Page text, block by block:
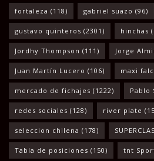
fortaleza (118) gabriel suazo (96)
gustavo quinteros (2301) hinchas
Jordhy Thompson (111) Jorge
Juan Martín Lucero (106) maxi
mercado de fichajes (1222) Pablo
redes sociales (128) river plate
seleccion chilena (178)
Tabla de posiciones (150) tnt